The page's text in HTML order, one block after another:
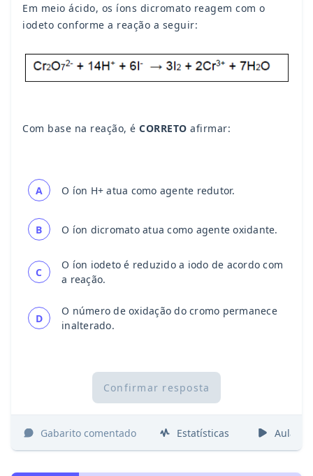
Em meio ácido, os íons dicromato reagem com o
iodeto conforme a reação a seguir:
Com base na reação, é CORRETO afirmar:
A O íon H+ atua como agente redutor.
B O íon dicromato atua como agente oxidante.
C
O íon iodeto é reduzido a iodo de acordo com
a reação.
D
O número de oxidação do cromo permanece
inalterado.
Confirmar resposta
Gabarito comentado Estatísticas Aulas